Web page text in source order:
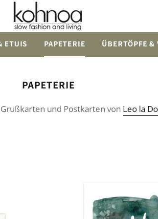
ETUIS PAPETERIE ÜBERTÖPFE &
Kategorie:
PAPETERIE
und Postkarten von Leo la